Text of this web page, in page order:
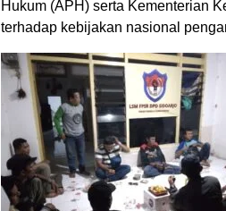
Hukum (APH) serta Kementerian
terhadap kebijakan nasional